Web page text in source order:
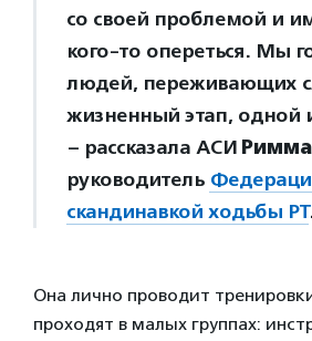
со своей проблемой и
кого-то опереться. Мы
людей, переживающих
жизненный этап, одной
– рассказала АСИ Римма
руководитель
скандинавкой ходьбы РТ
Она лично проводит
проходят в малых группах: